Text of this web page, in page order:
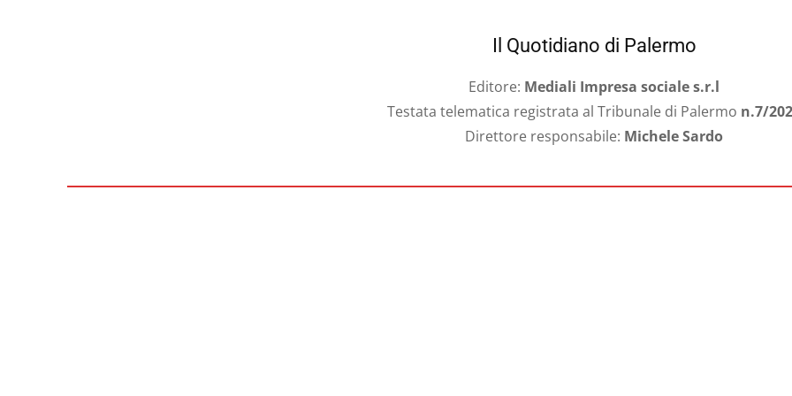
Il Quotidiano di Palermo
Editore: Mediali Impresa sociale s.r.l
Testata telematica registrata al Tribunale di Palermo n.7/
Direttore responsabile: Michele Sardo